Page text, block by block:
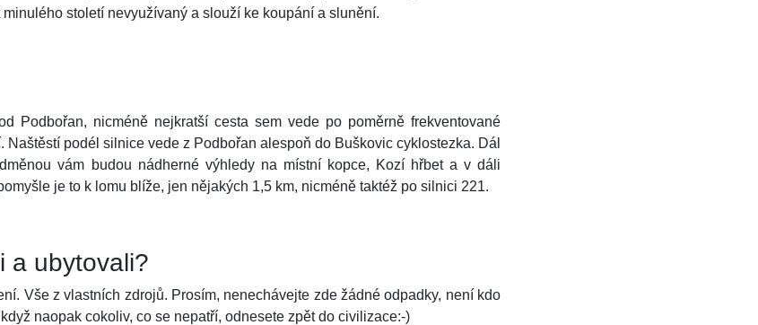
století nevyužívaný a slouží ke koupání a slunění.
Podbořan, nicméně nejkratší cesta sem vede po poměrně frekventované
podél silnice vede z Podbořan alespoň do Buškovic cyklostezka. Dál
vám budou nádherné výhledy na místní kopce, Kozí hřbet a v dáli
je to k lomu blíže, jen nějakých 1,5 km, nicméně taktéž po silnici 221.
a ubytovali?
Vše z vlastních zdrojů. Prosím, nenechávejte zde žádné odpadky, není kdo
naopak cokoliv, co se nepatří, odnesete zpět do civilizace:-)